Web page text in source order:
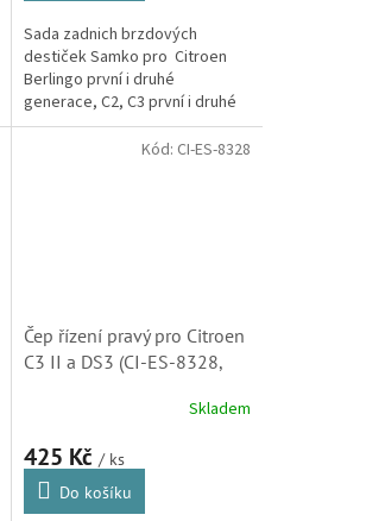
Sada zadnich brzdových
destiček Samko pro Citroen
Berlingo první i druhé
generace, C2, C3 první i druhé
generace, C3 Picasso, C4 první
i druhé generace, C8, DS3 a
Čep řízení pravý pro Citroen
C3 II a DS3 (CI-ES-8328,
Skladem
425 Kč/ ks
Do košíku
Kód: CI-ES-8328